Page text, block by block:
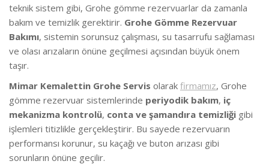
teknik sistem gibi, Grohe gömme rezervuarlar da zamanla
bakım ve temizlik gerektirir. Grohe Gömme Rezervuar
Bakımı, sistemin sorunsuz çalışması, su tasarrufu sağlaması
ve olası arızaların önüne geçilmesi açısından büyük önem
taşır.
Mimar Kemalettin Grohe Servis olarak firmamız, Grohe
gömme rezervuar sistemlerinde periyodik bakım, iç
mekanizma kontrolü, conta ve şamandıra temizliği gibi
işlemleri titizlikle gerçekleştirir. Bu sayede rezervuarın
performansı korunur, su kaçağı ve buton arızası gibi
sorunların önüne geçilir.